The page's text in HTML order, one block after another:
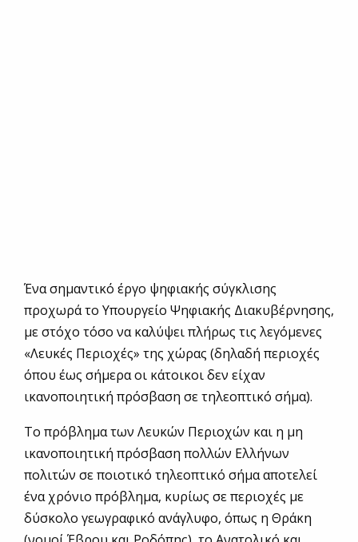
Ένα σημαντικό έργο ψηφιακής σύγκλισης
προχωρά το Υπουργείο Ψηφιακής Διακυβέρνησης,
με στόχο τόσο να καλύψει πλήρως τις λεγόμενες
«Λευκές Περιοχές» της χώρας (δηλαδή περιοχές
όπου έως σήμερα οι κάτοικοι δεν είχαν
ικανοποιητική πρόσβαση σε τηλεοπτικό σήμα).
Το πρόβλημα των Λευκών Περιοχών και η μη
ικανοποιητική πρόσβαση πολλών Ελλήνων
πολιτών σε ποιοτικό τηλεοπτικό σήμα αποτελεί
ένα χρόνιο πρόβλημα, κυρίως σε περιοχές με
δύσκολο γεωγραφικό ανάγλυφο, όπως η Θράκη